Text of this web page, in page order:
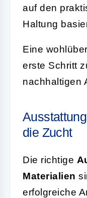
auf den
Haltung
Eine
erste Schritt
nachhaltigen
die Zucht
Die richtige
Materialien
erfolgreiche